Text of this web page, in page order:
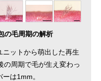
の毛周期の解析
ットから萌出した再生
の周期で毛が生え変わっ
は1mm。